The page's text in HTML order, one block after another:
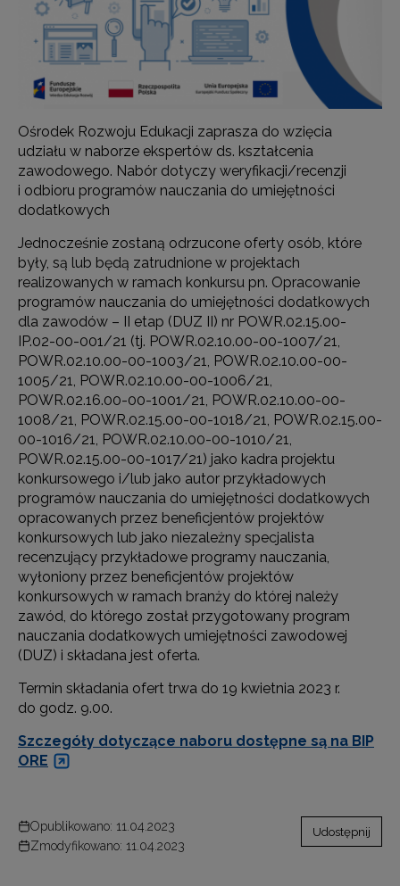
Ośrodek Rozwoju Edukacji zaprasza do wzięcia
udziału w naborze ekspertów ds. kształcenia
zawodowego. Nabór dotyczy weryfikacji/recenzji
i odbioru programów nauczania do umiejętności
dodatkowych
Jednocześnie zostaną odrzucone oferty osób, które
były, są lub będą zatrudnione w projektach
realizowanych w ramach konkursu pn. Opracowanie
programów nauczania do umiejętności dodatkowych
dla zawodów – II etap (DUZ II) nr POWR.02.15.00-
IP.02-00-001/21 (tj. POWR.02.10.00-00-1007/21,
POWR.02.10.00-00-1003/21, POWR.02.10.00-00-
1005/21, POWR.02.10.00-00-1006/21,
POWR.02.16.00-00-1001/21, POWR.02.10.00-00-
1008/21, POWR.02.15.00-00-1018/21, POWR.02.15.00-
00-1016/21, POWR.02.10.00-00-1010/21,
POWR.02.15.00-00-1017/21) jako kadra projektu
konkursowego i/lub jako autor przykładowych
programów nauczania do umiejętności dodatkowych
opracowanych przez beneficjentów projektów
konkursowych lub jako niezależny specjalista
recenzujący przykładowe programy nauczania,
wyłoniony przez beneficjentów projektów
konkursowych w ramach branży do której należy
zawód, do którego został przygotowany program
nauczania dodatkowych umiejętności zawodowej
(DUZ) i składana jest oferta.
Termin składania ofert trwa do 19 kwietnia 2023 r.
do godz. 9.00.
Szczegóły dotyczące naboru dostępne są na BIP
ORE
Opublikowano: 11.04.2023
Zmodyfikowano: 11.04.2023
Udostępnij